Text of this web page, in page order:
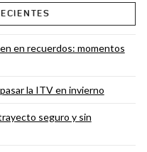
en recuerdos: momentos
la ITV en invierno
seguro y sin